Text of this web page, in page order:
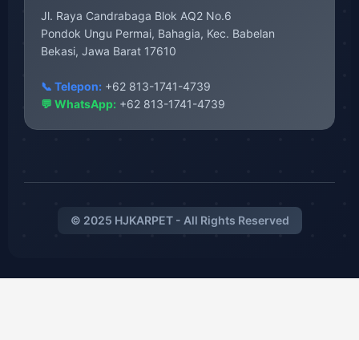
Jl. Raya Candrabaga Blok AQ2 No.6
Pondok Ungu Permai, Bahagia, Kec. Babelan
Bekasi, Jawa Barat 17610
📞 Telepon: +62 813-1741-4739
💬 WhatsApp: +62 813-1741-4739
© 2025 HJKARPET - All Rights Reserved